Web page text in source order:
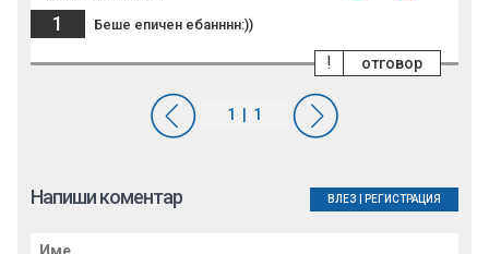
1 Беше епичен ебанннн:))
отговор
!
Напиши коментар ВЛЕЗ РЕГИСТРАЦИЯ